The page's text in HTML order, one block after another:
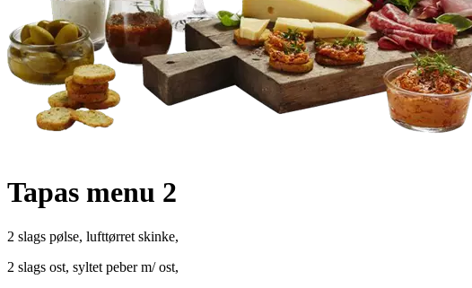
Tapas menu 2
2 slags pølse, lufttørret skinke,
2 slags ost, syltet peber m/ ost,